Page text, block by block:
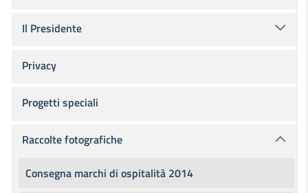
Il Presidente
Privacy
Progetti speciali
Raccolte fotografiche
Consegna marchi di ospitalità 2014